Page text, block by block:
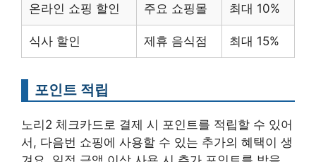
온라인 쇼핑 할인 주요 쇼핑몰 최대 10%
식사 할인 제휴 음식점 최대 15%
포인트 적립
노리2 체크카드로 결제 시 포인트를 적립할 수 있어
서, 다음번 쇼핑에 사용할 수 있는 추가의 혜택이 생